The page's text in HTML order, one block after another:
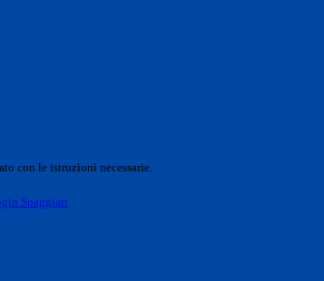
con le istruzioni necessarie.
Spaggiari